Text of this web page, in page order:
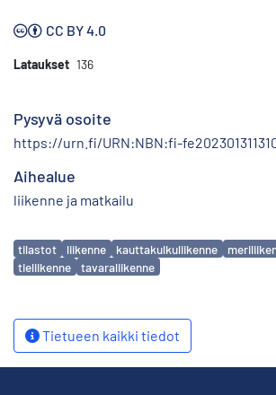
CC BY 4.0
Lataukset 136
Pysyvä osoite
https://urn.fi/URN:NBN:fi-
Aihealue
liikenne ja matkailu
Avainsanat
tilastot liikenne kauttakulkuliikenne
tieliikenne
tavaraliikenne
Tietueen kaikki tiedot